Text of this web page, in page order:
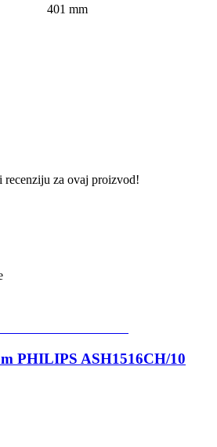
401 mm
za ovaj proizvod!
PHILIPS ASH1516CH/10